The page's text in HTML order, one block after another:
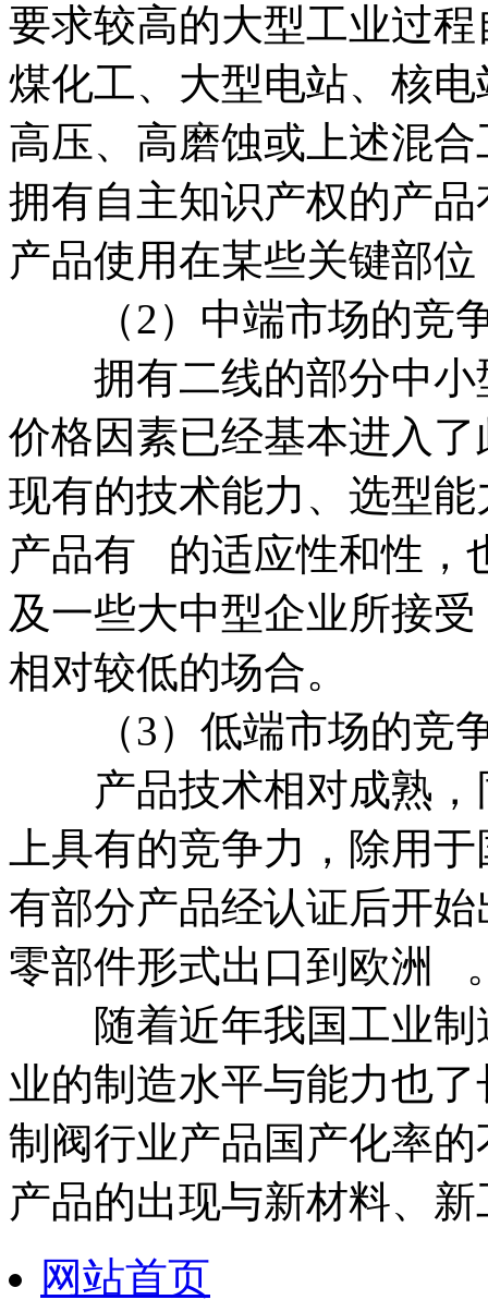
要求较高的大型工业过
煤化工、大型电站、核
高压、高磨蚀或上述混
拥有自主知识产权的产
产品使用在某些关键部
（2）中端市场的竞
拥有二线的部分中小
价格因素已经基本进入
现有的技术能力、选型
产品有 的适应性和性，
及一些大中型企业所接
相对较低的场合。
（3）低端市场的竞
产品技术相对成熟，
上具有的竞争力，除用
有部分产品经认证后开
零部件形式出口到欧洲
随着近年我国工业制
业的制造水平与能力也
制阀行业产品国产化率
产品的出现与新材料、
网站首页